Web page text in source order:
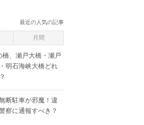
最近の人気の記事
月間
橋、瀬戸大橋・瀬戸
明石海峡大橋どれ
断駐車が邪魔！違
察に通報すべき？